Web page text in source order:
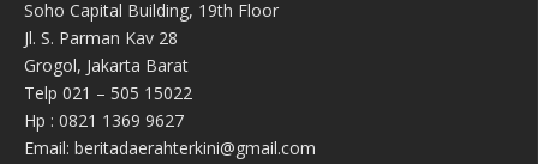
Soho Capital Building, 19th Floor
Jl. S. Parman Kav 28
Grogol, Jakarta Barat
Telp 021 – 505 15022
Hp : 0821 1369 9627
Email: beritadaerahterkini@gmail.com